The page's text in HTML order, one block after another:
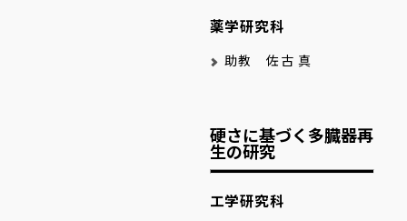
薬学研究科
助教 佐古 真
硬さに基づく多臓器再
生の研究
工学研究科